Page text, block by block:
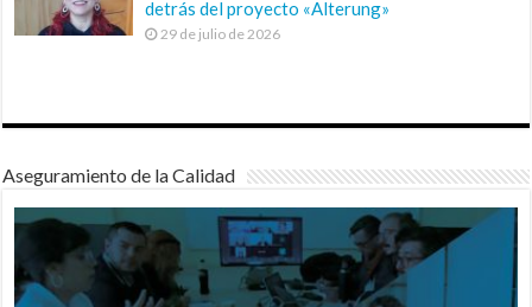
detrás del proyecto «Alterung»
29 de julio de 2026
Aseguramiento de la Calidad